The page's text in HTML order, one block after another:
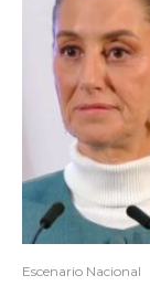
Escenario Nacional